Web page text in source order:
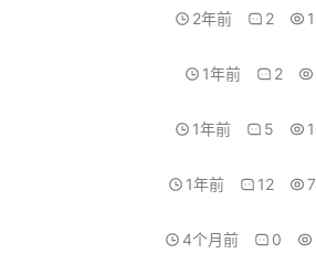
2年前 2
1年前 2
1年前 5
1年前 12
4个月前 0